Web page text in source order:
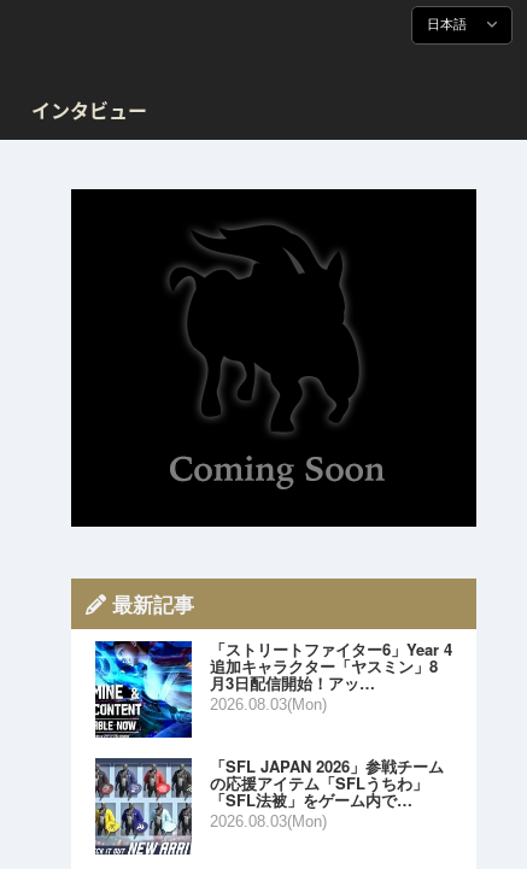
日本語
インタビュー
最新記事
「ストリートファイター6」Year 4
追加キャラクター「ヤスミン」8
月3日配信開始！アッ…
2026.08.03(Mon)
「SFL JAPAN 2026」参戦チーム
の応援アイテム「SFLうちわ」
「SFL法被」をゲーム内で…
2026.08.03(Mon)